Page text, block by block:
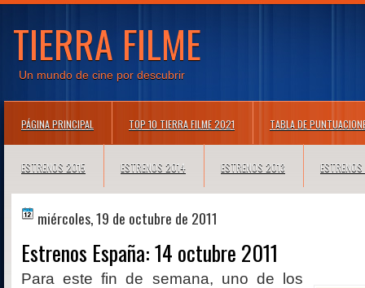
TIERRA FILME
Un mundo de cine por descubrir
PÁGINA PRINCIPAL TOP 10 TIERRA FILME 2021 TABLA DE
ESTRENOS 2015 ESTRENOS 2014 ESTRENOS 2013
miércoles, 19 de octubre de 2011
Estrenos España: 14 octubre 2011
Para este fin de semana, uno de los